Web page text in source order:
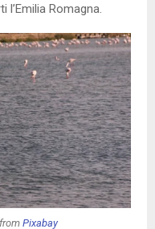
Romagna.
from Pixabay